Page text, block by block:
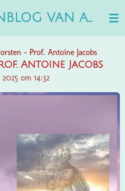
BOEKENBLOG VAN ANN
- Prof. Antoine Jacobs
Antoine Jacobs
om 14:32